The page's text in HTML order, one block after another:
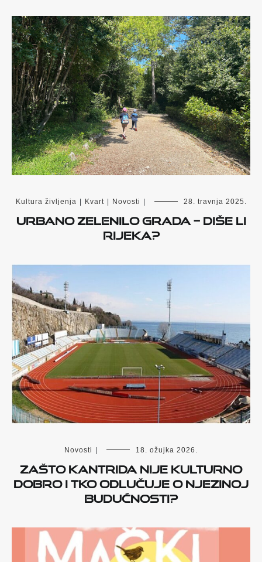
Kultura življenja Kvart Novosti 28. travnja 2025.
Urbano zelenilo grada – diše li
Rijeka?
Novosti 18. ožujka 2026.
Zašto Kantrida nije kulturno
dobro i tko odlučuje o njezinoj
budućnosti?